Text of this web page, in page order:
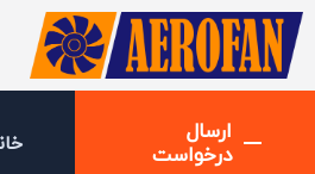
ارسال
درخواست